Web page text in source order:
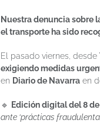
Nuestra denuncia sobre
el transporte ha sido
El pasado viernes, desde
exigiendo medidas
en Diario de Navarra en
🔹 Edición digital del 8
ante ‘prácticas